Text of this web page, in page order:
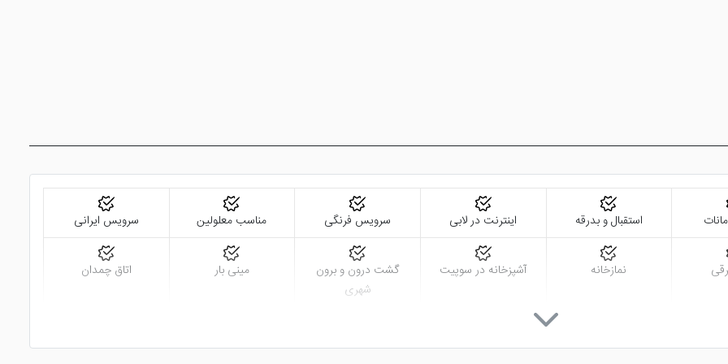
استقبال و بدرقه اینترنت در لابی سرویس فرنگی مناسب معلولین سرویس ایرانی
نمازخانه آشپزخانه در سوپیت
گشت درون و برون
شهری
مینی بار اتاق چمدان